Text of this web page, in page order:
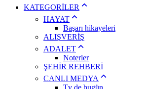
KATEGORİLER
HAYAT
Başarı hikayeleri
ALIŞVERİŞ
ADALET
Noterler
ŞEHİR REHBERİ
CANLI MEDYA
Tv de bugün